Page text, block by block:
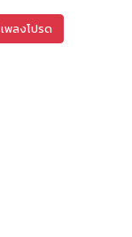
พลงโปรด